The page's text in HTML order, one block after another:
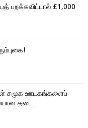
பறக்கவிட்டால் £1,000
சமூக ஊடகங்களைப்
தடை